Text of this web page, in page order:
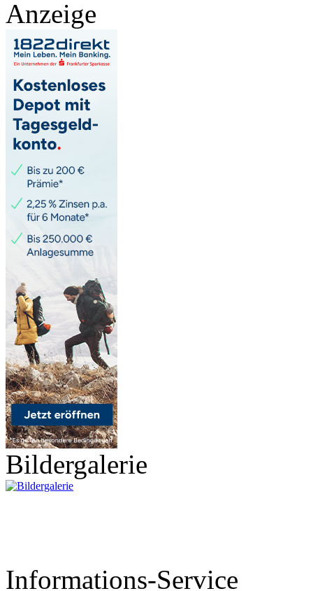
Anzeige
Bildergalerie
Informations-Service